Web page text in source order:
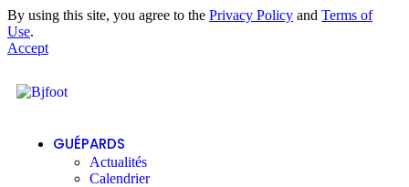
By using this site, you agree to the Privacy Policy and Terms of
Use.
Accept
GUÉPARDS
Actualités
Calendrier